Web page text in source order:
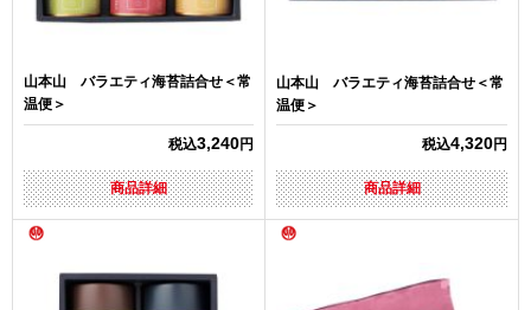
山本山 バラエティ海苔詰合せ＜常
温便＞
税込3,240円
商品詳細
山本山 バラエティ海苔詰合せ＜常
温便＞
税込4,320円
商品詳細